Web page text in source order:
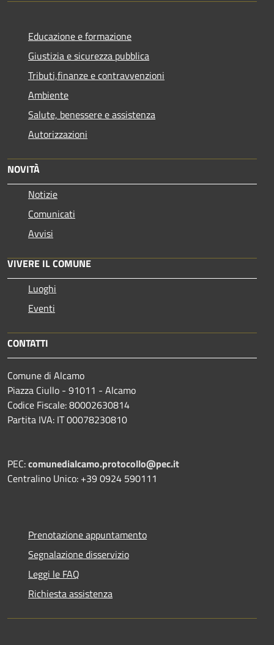
Educazione e formazione
Giustizia e sicurezza pubblica
Tributi,finanze e contravvenzioni
Ambiente
Salute, benessere e assistenza
Autorizzazioni
NOVITÀ
Notizie
Comunicati
Avvisi
VIVERE IL COMUNE
Luoghi
Eventi
CONTATTI
Comune di Alcamo
Piazza Ciullo - 91011 - Alcamo
Codice Fiscale: 80002630814
Partita IVA: IT 00078230810
PEC:comunedialcamo.protocollo@pec.it
Centralino Unico: +39 0924 590111
Prenotazione appuntamento
Segnalazione disservizio
Leggi le FAQ
Richiesta assistenza